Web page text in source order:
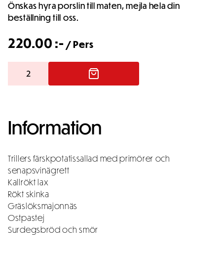
Önskas hyra porslin till maten, mejla hela din
beställning till oss.
220.00 :- / Pers
Enklare
buffé
Information
Trillers färskpotatissallad med primörer och
senapsvinägrett
Kallrökt lax
Rökt skinka
Gräslöksmajonnäs
Ostpastej
Surdegsbröd och smör